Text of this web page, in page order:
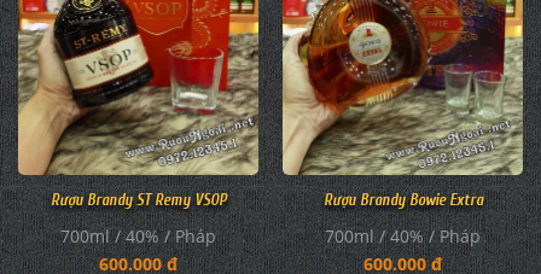
Rượu Brandy ST Remy VSOP
700ml / 40% / Pháp
600.000 đ
Rượu Brandy Bowie Extra
700ml / 40% / Pháp
600.000 đ